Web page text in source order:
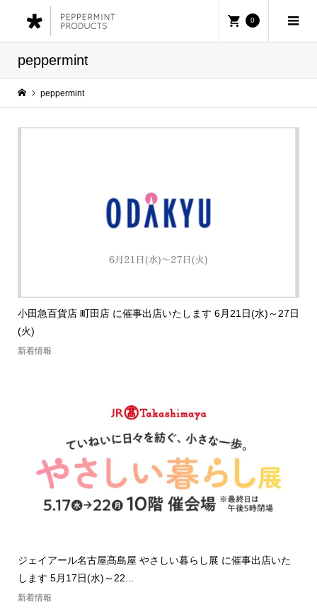
0
peppermint
peppermint
小田急百貨店 町田店 に催事出店いたします 6月21日(水)～27日
(火)
新着情報
ジェイアール名古屋髙島屋 やさしい暮らし展 に催事出店いた
します 5月17日(水)～22...
新着情報